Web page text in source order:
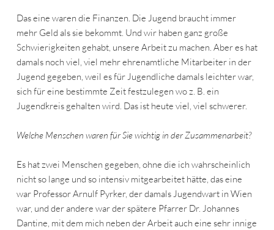
Das eine waren die Finanzen. Die Jugend braucht immer
mehr Geld als sie bekommt. Und wir haben ganz große
Schwierigkeiten gehabt, unsere Arbeit zu machen. Aber es hat
damals noch viel, viel mehr ehrenamtliche Mitarbeiter in der
Jugend gegeben, weil es für Jugendliche damals leichter war,
sich für eine bestimmte Zeit festzulegen wo z. B. ein
Jugendkreis gehalten wird. Das ist heute viel, viel schwerer.
Welche Menschen waren für Sie wichtig in der Zusammenarbeit?
Es hat zwei Menschen gegeben, ohne die ich wahrscheinlich
nicht so lange und so intensiv mitgearbeitet hätte, das eine
war Professor Arnulf Pyrker, der damals Jugendwart in Wien
war, und der andere war der spätere Pfarrer Dr. Johannes
Dantine, mit dem mich neben der Arbeit auch eine sehr innige